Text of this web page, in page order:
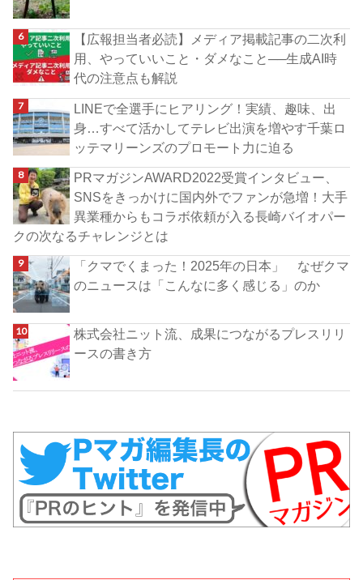
【広報担当者必読】メディア掲載記事の二次利
用、やっていいこと・ダメなこと──生成AI時
代の注意点も解説
LINEで全選手にヒアリング！実績、趣味、出
身…すべて活かしてテレビ出演を増やす千葉ロ
ッテマリーンズのプロモート力に迫る
PRマガジンAWARD2022受賞インタビュー、
SNSをきっかけに国内外でファンが急増！大手
異業種からもコラボ依頼が入る長崎バイオパー
クの次なるチャレンジとは
「クマでくまった！2025年の日本」 なぜクマ
のニュースは「こんなに多く感じる」のか
株式会社ニット流、成果につながるプレスリリ
ースの書き方